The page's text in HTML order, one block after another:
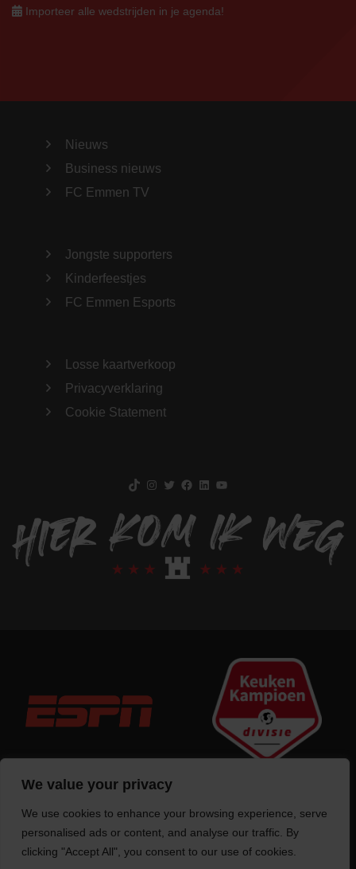
We value your privacy
We use cookies to enhance your browsing experience, serve
personalised ads or content, and analyse our traffic. By
clicking "Accept All", you consent to our use of cookies.
Importeer alle wedstrijden in je agenda!
Nieuws
Business nieuws
FC Emmen TV
Jongste supporters
Kinderfeestjes
FC Emmen Esports
Losse kaartverkoop
Privacyverklaring
Cookie Statement
Trotse bouwervan deze website